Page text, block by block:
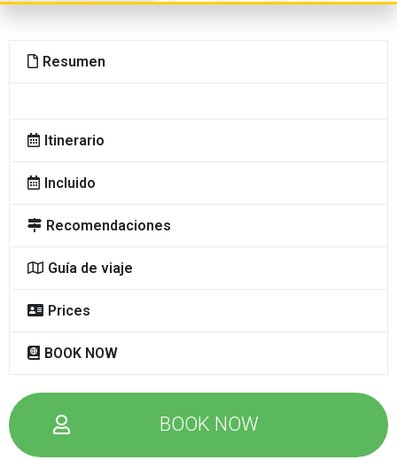
Resumen
Itinerario
Incluido
Recomendaciones
Guía de viaje
Prices
BOOK NOW
BOOK NOW
Te ayudamos a planear tus vacaciones